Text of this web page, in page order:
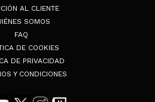
AL CLIENTE
SOMOS
FAQ
DE COOKIES
DE PRIVACIDAD
Y CONDICIONES